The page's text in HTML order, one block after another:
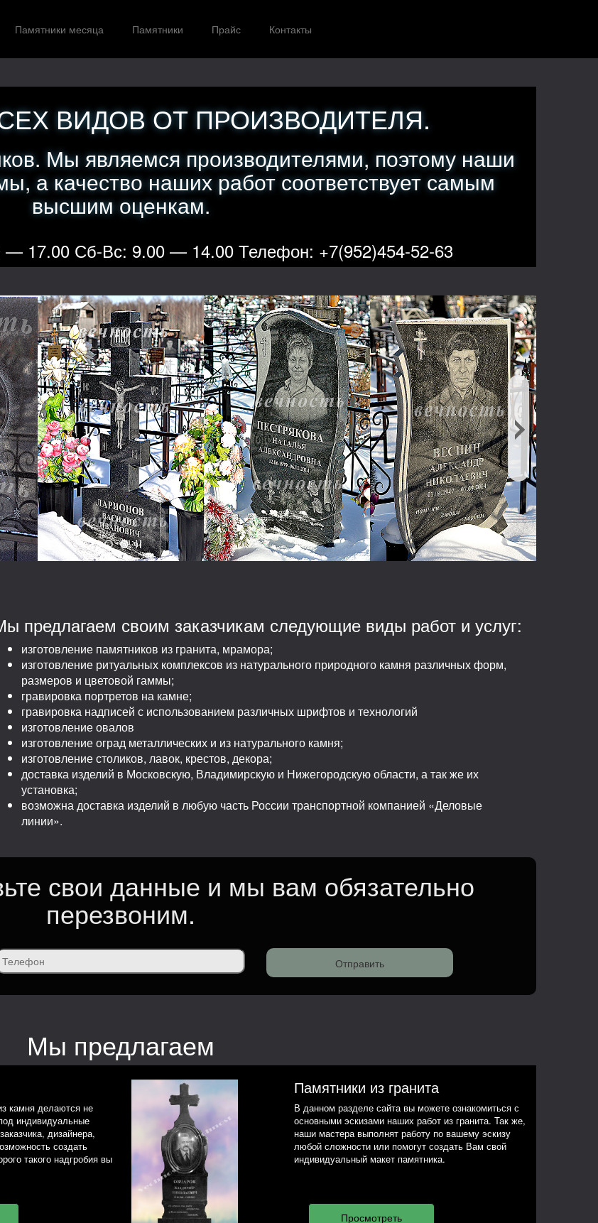
Памятники месяца Памятники Прайс Контакты
ВИДОВ ОТ ПРОИЗВОДИТЕЛЯ.
Мы являемся производителями, поэтому наши
а качество наших работ соответствует самым
высшим оценкам.
17.00 Сб-Вс: 9.00 — 14.00 Телефон: +7(952)454-52-63
предлагаем своим заказчикам следующие виды работ и услуг:
изготовление памятников из гранита, мрамора;
изготовление ритуальных комплексов из натурального природного камня различных форм,
размеров и цветовой гаммы;
гравировка портретов на камне;
гравировка надписей с использованием различных шрифтов и технологий
изготовление овалов
изготовление оград металлических и из натурального камня;
изготовление столиков, лавок, крестов, декора;
доставка изделий в Московскую, Владимирскую и Нижегородскую области, а так же их
установка;
возможна доставка изделий в любую часть России транспортной компанией «Деловые
линии».
свои данные и мы вам обязательно
перезвоним.
Мы предлагаем
камня делаются не
индивидуальные
дизайнера,
создать
такого надгробия вы
Памятники из гранита
В данном разделе сайта вы можете ознакомиться с
основными эскизами наших работ из гранита. Так же,
наши мастера выполнят работу по вашему эскизу
любой сложности или помогут создать Вам свой
индивидуальный макет памятника.